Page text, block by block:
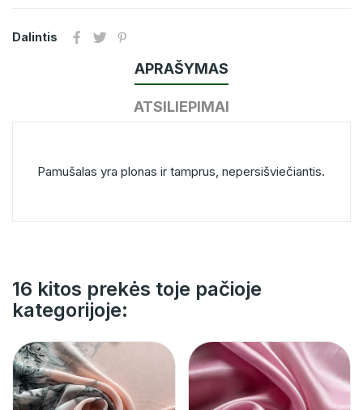
Dalintis
APRAŠYMAS
ATSILIEPIMAI
Pamušalas yra plonas ir tamprus, nepersišviečiantis.
16 kitos prekės toje pačioje
kategorijoje: